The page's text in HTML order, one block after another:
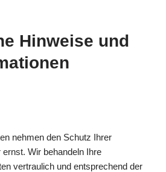
Hinweise und
nehmen den Schutz Ihrer
Wir behandeln Ihre
vertraulich und entsprechend der